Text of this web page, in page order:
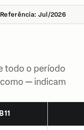
Referência: Jul/2026
todo o período
— indicam